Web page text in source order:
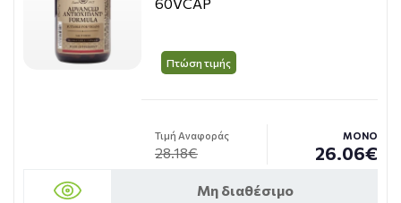
Πτώση τιμής
Τιμή Αναφοράς
28.18€
ΜΟΝΟ
26.06€
Μη διαθέσιμο